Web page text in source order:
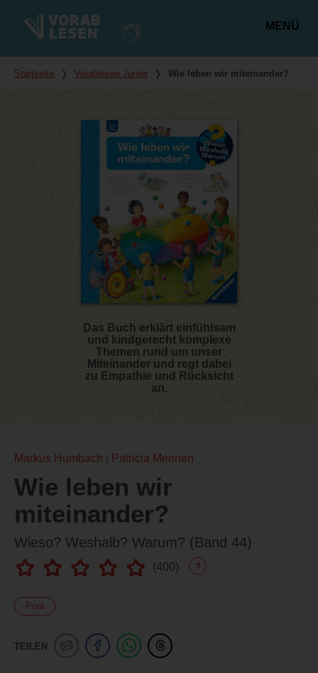
MENÜ
Du bist hier
Startseite ❭ Vorablesen Junior ❭ Wie leben wir miteinander?
Das Buch erklärt einfühlsam
und kindgerecht komplexe
Themen rund um unser
Miteinander und regt dabei
zu Empathie und Rücksicht
an.
Markus Humbach Patricia Mennen
Wie leben wir
miteinander?
Wieso? Weshalb? Warum? (Band 44)
(400) ?
Print
TEILEN